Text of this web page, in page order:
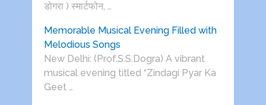
डोगरा ) स्मार्टफोन, …
Memorable Musical Evening Filled with
Melodious Songs
New Delhi: (Prof.S.S.Dogra) A vibrant
musical evening titled “Zindagi Pyar Ka
Geet …